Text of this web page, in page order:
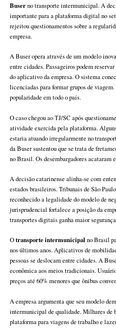
Buserno transporte intermunicipal. A
importante para a plataforma digital no
rejeitou questionamentos sobre a
empresa.
A Buser opera através de um modelo
entre cidades. Passageiros podem
do aplicativo da empresa. O sistema
licenciadas para formar grupos de
popularidade em todo o país.
O caso chegou ao TJ/SC após
atividade exercida pela plataforma.
estaria atuando irregularmente no
da Buser sustentou que se trata de
no Brasil. Os desembargadores acataram
A decisão catarinense alinha-se com
estados brasileiros. Tribunais de São
reconhecido a legalidade do modelo de
jurisprudencial fortalece a posição da
transportes digitais ganha maior
Otransporte intermunicipal no Brasil
nos últimos anos. Aplicativos de
pessoas se deslocam entre cidades. A
econômica aos meios tradicionais.
preços até 60% menores que ônibus
A empresa argumenta que seu modelo
intermunicipal de qualidade. Milhares
plataforma para viagens de trabalho e